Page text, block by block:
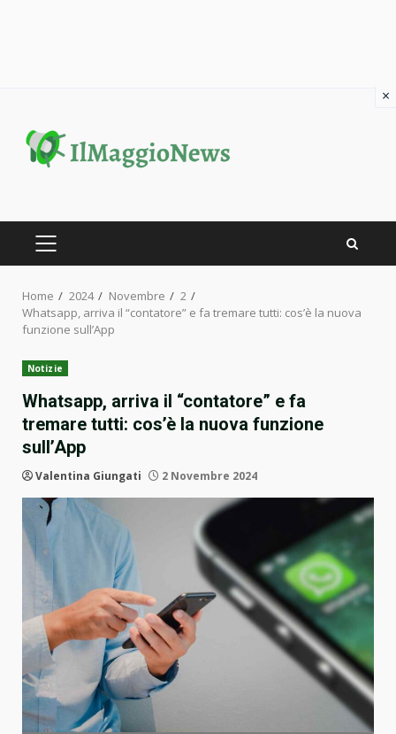
content
PRIMARY
Home 2024 Novembre
2
Whatsapp, arriva il “contatore” e fa tremare tutti: cos’è la nuova
funzione sull’App
Notizie
Whatsapp, arriva il “contatore” e fa
tremare tutti: cos’è la nuova funzione
sull’App
Valentina Giungati 2 Novembre 2024
×